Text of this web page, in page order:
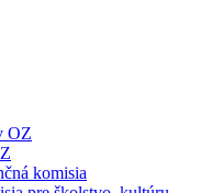
OZ
komisia